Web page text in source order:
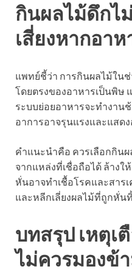
กินผลไม้ดึกไ
เสี่ยงหากอา
แพทย์ชี้ว่า การกินผลไม้ในช่
โดยตรงของอาหารเป็นพิษ
ระบบย่อยอาหารจะทำงาน
อาการอาจรุนแรงและแสด
คำแนะนำคือ ควรเลือกกิน
จากแหล่งที่เชื่อถือได้ ล้างใ
หั่นอาจทำเชื้อโรคและสาร
และหลีกเลี่ยงผลไม้ที่ถูกหั่น
บทสรุป เหตุเ
ไม่ควรมองข้